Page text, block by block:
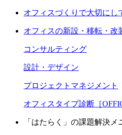
オフィスづくりで大切にし
オフィスの新設・移転・改
コンサルティング
設計・デザイン
プロジェクトマネジメント
オフィスタイプ診断［
「はたらく」の課題解決メ